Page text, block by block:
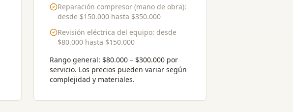
Reparación compresor (mano de obra):
desde $150.000hasta $350.000
Revisión eléctrica del equipo: desde
$80.000hasta $150.000
Rango general: $80.000 – $300.000 por
servicio. Los precios pueden variar según
complejidad y materiales.